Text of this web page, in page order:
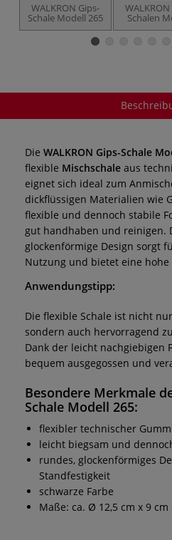
WALKRON Gips-
Schale Modell 265 Schalen
263
Die WALKRON Gips-Schale
flexible Mischschale aus
eignet sich ideal zum
dickflüssigen Materialien wie
flexible und dennoch stabile
gut handhaben und reinigen.
glockenförmige Design sorgt
Nutzung und bietet eine hohe
Anwendungstipp:
Die flexible Schale ist nicht
sondern auch hervorragend
Dank der leicht nachgiebigen
bequem ausgegossen und
Besondere Merkmale
Schale Modell 265:
flexibler technischer Gummi
leicht biegsam und
rundes, glockenförmiges
Standfestigkeit
schwarze Farbe
Maße: ca. Ø 12,5 cm x 9 cm